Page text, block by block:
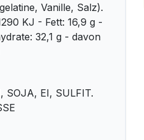
Vanille, Salz).
KJ - Fett: 16,9 g -
32,1 g - davon
SOJA, EI, SULFIT.